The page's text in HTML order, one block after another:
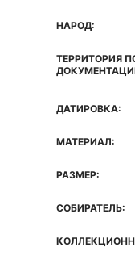
НАРОД:
ТЕРРИТОРИЯ
ДАТИРОВКА:
МАТЕРИАЛ:
РАЗМЕР:
СОБИРАТЕЛЬ: